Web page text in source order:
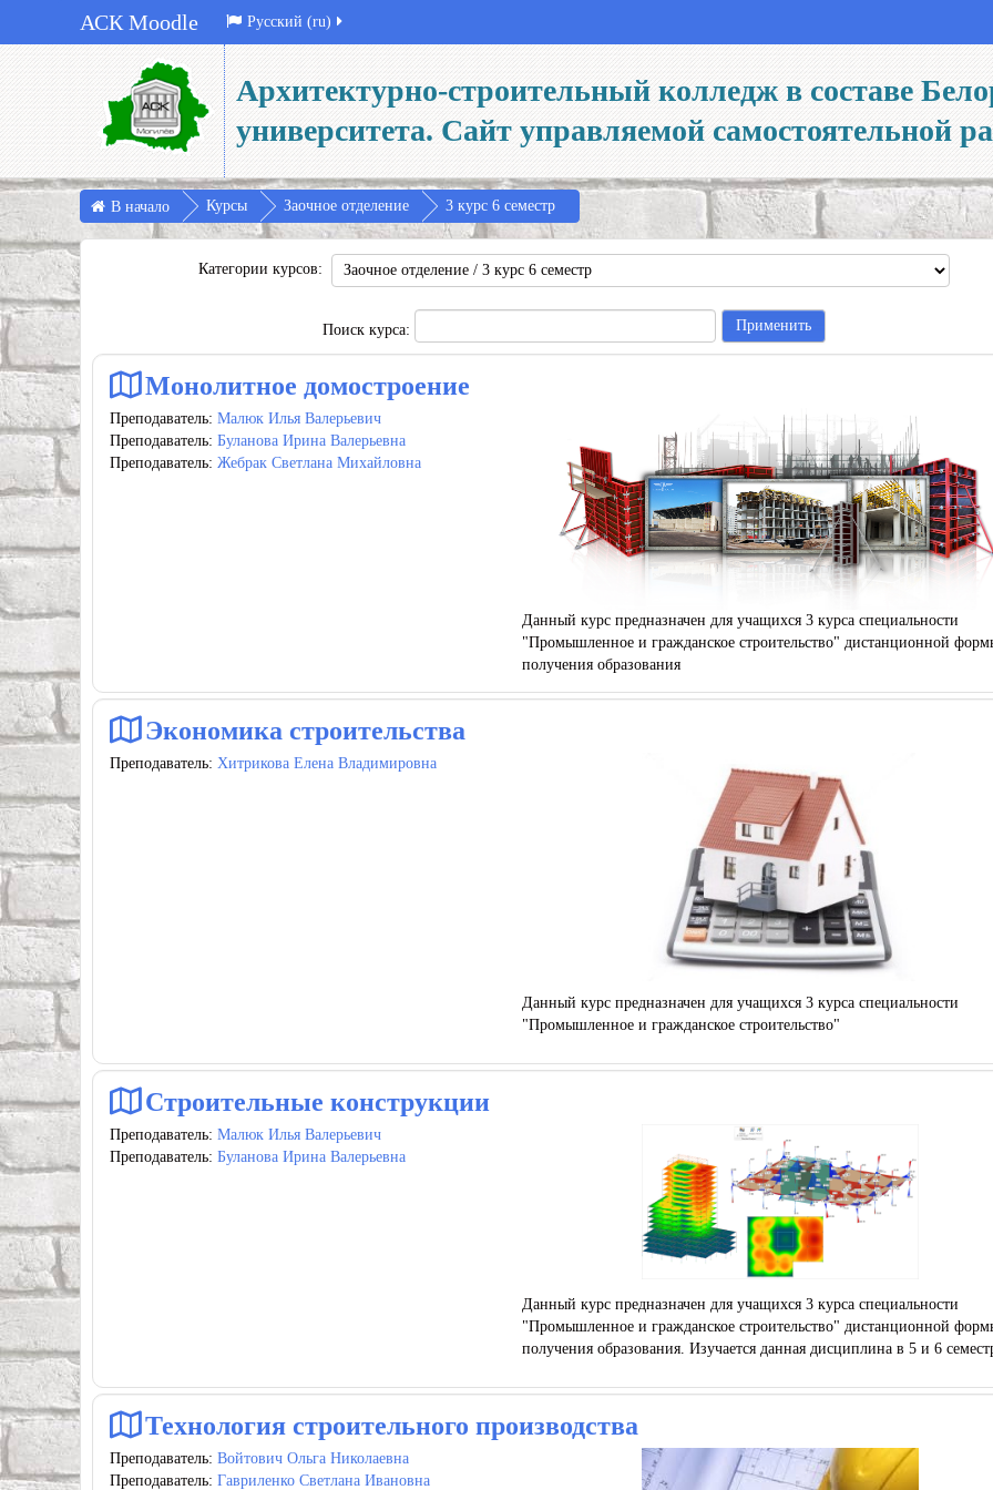
АСК Moodle Русский ‎(ru)‎
Архитектурно-строительный колледж в составе
университета. Сайт управляемой самостоятельной
В начало Курсы Заочное отделение 3 курс 6 семестр
Категории курсов:
Поиск курса:
Монолитное домостроение
Данный курс предназначен для учащихся 3 курса специальности
"Промышленное и гражданское строительство" дистанционной
получения образования
Преподаватель: Малюк Илья Валерьевич
Преподаватель: Буланова Ирина Валерьевна
Преподаватель: Жебрак Светлана Михайловна
Экономика строительства
Данный курс предназначен для учащихся 3 курса специальности
"Промышленное и гражданское строительство"
Преподаватель: Хитрикова Елена Владимировна
Строительные конструкции
Данный курс предназначен для учащихся 3 курса специальности
"Промышленное и гражданское строительство" дистанционной
получения образования. Изучается данная дисциплина в 5 и 6
Преподаватель: Малюк Илья Валерьевич
Преподаватель: Буланова Ирина Валерьевна
Технология строительного производства
Преподаватель: Войтович Ольга Николаевна
Преподаватель: Гавриленко Светлана Ивановна